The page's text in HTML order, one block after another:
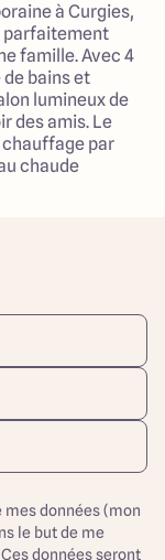
à Curgies,
parfaitement
famille. Avec 4
bains et
lumineux de
des amis. Le
par
chaude
Cette
: écoles,
qui en fait une
une maison
vie et praticité.
ARLOGIS sur
modèle est
et
options de
mes données (mon
le but de me
données seront